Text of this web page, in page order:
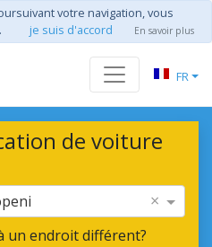
votre navigation, vous
je suis d'accord En savoir plus
FR
de voiture
×
un endroit différent?